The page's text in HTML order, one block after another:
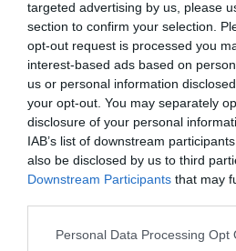
targeted advertising by us, please
section to confirm your selection.
opt-out request is processed you
interest-based ads based on
us or personal information
your opt-out. You may separately
disclosure of your personal
IAB’s list of downstream
also be disclosed by us to third
Downstream Participants that may
Personal Data Processing Opt